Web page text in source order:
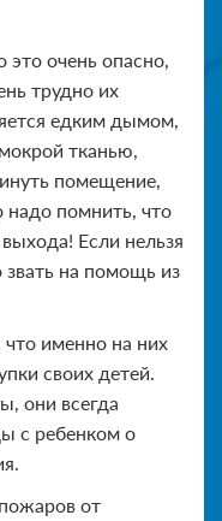
очень опасно,
трудно их
едким дымом,
тканью,
помещение,
надо помнить, что
Если нельзя
на помощь из
именно на них
своих детей.
они всегда
с ребенком о
от